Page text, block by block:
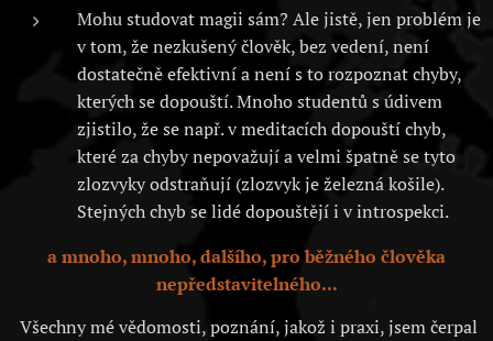
Mohu studovat magii sám? Ale jistě, jen problém je
v tom, že nezkušený člověk, bez vedení, není
dostatečně efektivní a není s to rozpoznat chyby,
kterých se dopouští. Mnoho studentů s údivem
zjistilo, že se např. v meditacích dopouští chyb,
které za chyby nepovažují a velmi špatně se tyto
zlozvyky odstraňují (zlozvyk je železná košile).
Stejných chyb se lidé dopouštějí i v introspekci.
a mnoho, mnoho, dalšího, pro běžného člověka
nepředstavitelného...
Všechny mé vědomosti, poznání, jakož i praxi, jsem čerpal